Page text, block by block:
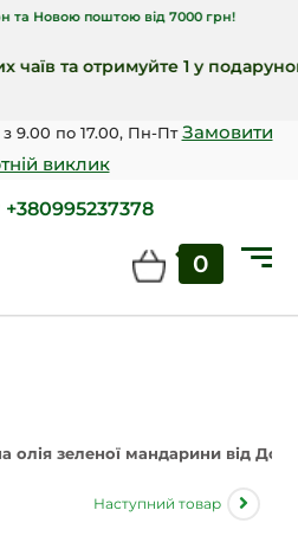
поштою від 7000 грн!
та отримуйте 1 у подарунок🎁!
9.00 по 17.00, Пн-ПтЗамовити
виклик
+380995237378
0
олія зеленої мандарини від
Наступний товар